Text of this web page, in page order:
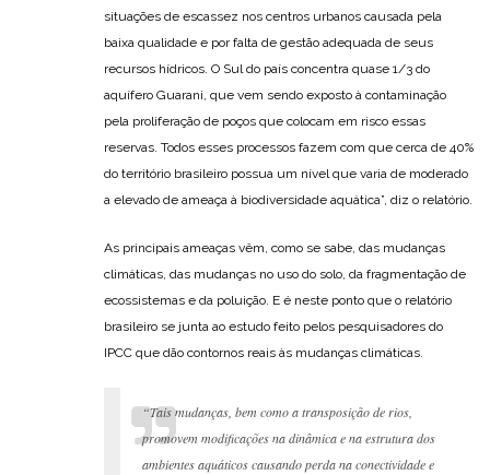
situações de escassez nos centros urbanos causada pela
baixa qualidade e por falta de gestão adequada de seus
recursos hídricos. O Sul do país concentra quase 1/3 do
aquífero Guarani, que vem sendo exposto à contaminação
pela proliferação de poços que colocam em risco essas
reservas. Todos esses processos fazem com que cerca de 40%
do território brasileiro possua um nível que varia de moderado
a elevado de ameaça à biodiversidade aquática”, diz o relatório.
As principais ameaças vêm, como se sabe, das mudanças
climáticas, das mudanças no uso do solo, da fragmentação de
ecossistemas e da poluição. E é neste ponto que o relatório
brasileiro se junta ao estudo feito pelos pesquisadores do
IPCC que dão contornos reais às mudanças climáticas.
“Tais mudanças, bem como a transposição de rios,
promovem modificações na dinâmica e na estrutura dos
ambientes aquáticos causando perda na conectividade e